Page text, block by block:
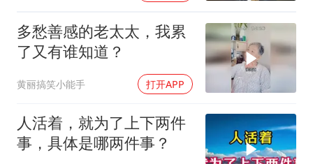
多愁善感的老太太，我累
了又有谁知道？
黄丽搞笑小能手 打开APP
人活着，就为了上下两件
事，具体是哪两件事？